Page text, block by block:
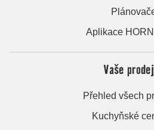
Aplikace
Vaše
Přehled všech
Kuchyňské